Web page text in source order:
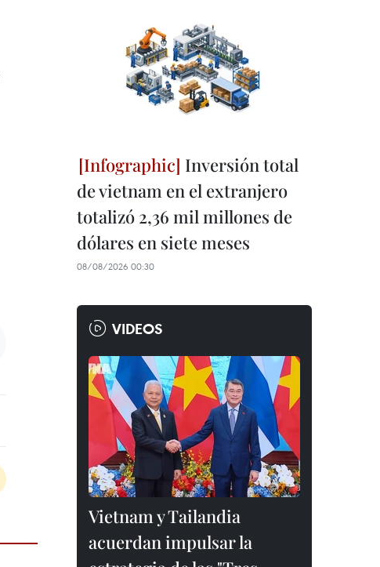
Inversión total
de vietnam en el extranjero
totalizó 2,36 mil millones de
dólares en siete meses
08/08/2026 00:30
VIDEOS
Vietnam y Tailandia
acuerdan impulsar la